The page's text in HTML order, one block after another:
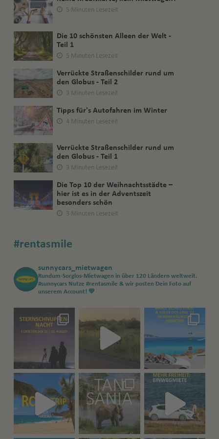
5 Minuten Lesezeit
Die 10 schönsten Alleen der Welt -
Teil 1
5 Minuten Lesezeit
Verrückte Straßenschilder rund um
den Globus - Teil 2
3 Minuten Lesezeit
Tipps für's Autofahren im Winter
4 Minuten Lesezeit
Verrückte Straßenschilder rund um
den Globus - Teil 1
3 Minuten Lesezeit
Die Top 10 der Weihnachtsstädte –
hier ist es in der Adventszeit
besonders schön
3 Minuten Lesezeit
#rentasmile
sunnycars_mietwagen
Rundum-Sorglos-Mietwagen in über 120 Ländern weltweit.
#sunnycars Nutze #rentasmile & wir posten Dein Foto auf
unserem Account! 💛